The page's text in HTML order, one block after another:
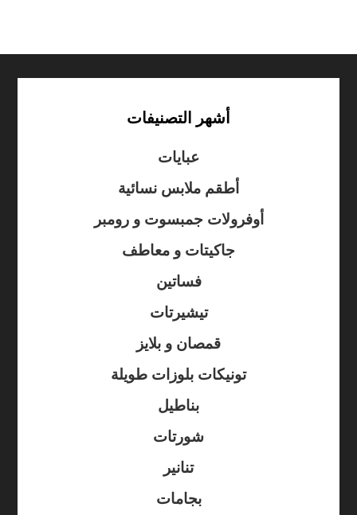
أشهر التصنيفات
عبايات
أطقم ملابس نسائية
أوفرولات جمبسوت و رومبر
جاكيتات و معاطف
فساتين
تيشيرتات
قمصان و بلايز
تونيكات بلوزات طويلة
بناطيل
شورتات
تنانير
بجامات